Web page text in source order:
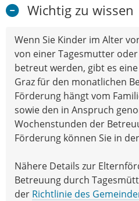
Wichtig zu wissen
Wenn Sie Kinder im Alter
von einer Tagesmutter
betreut werden, gibt es
Graz für den monatlichen
Förderung hängt vom
sowie den in Anspruch
Wochenstunden der
Förderung können Sie in
Nähere Details zur
Betreuung durch
der Richtlinie des